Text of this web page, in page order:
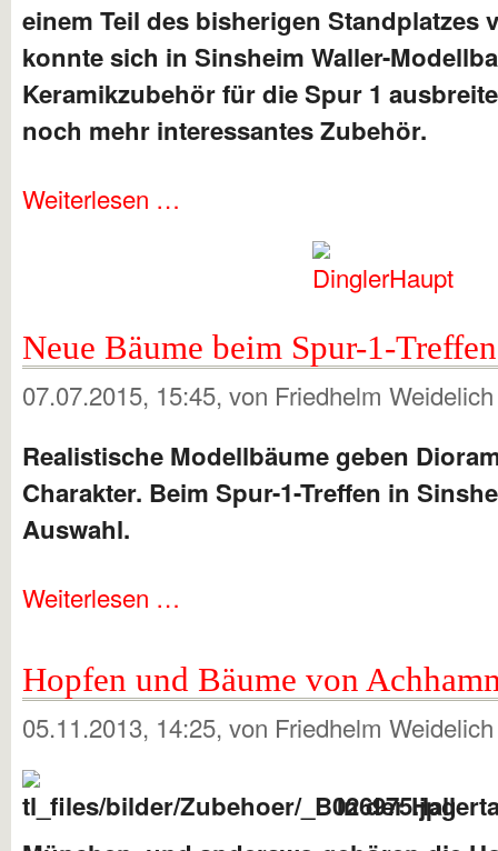
einem Teil des bisherigen Standplatzes
konnte sich in Sinsheim Waller-
Keramikzubehör für die Spur 1
noch mehr interessantes Zubehör.
Weiterlesen …
Neue Bäume beim Spur-1-Treffen
07.07.2015, 15:45, von Friedhelm
Realistische Modellbäume geben
Charakter. Beim Spur-1-Treffen in
Auswahl.
Weiterlesen …
Hopfen und Bäume von
05.11.2013, 14:25, von Friedhelm
In der